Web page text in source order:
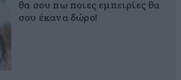
θα σου πω ποιες εμπειρίες θα
σου έκανα δώρο!